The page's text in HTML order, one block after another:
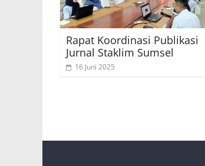
Rapat Koordinasi Publikasi
Jurnal Staklim Sumsel
16 Juni 2025